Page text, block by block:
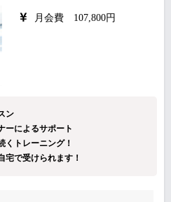
月会費 107,800円
ン
ーによるサポート
くトレーニング！
宅で受けられます！